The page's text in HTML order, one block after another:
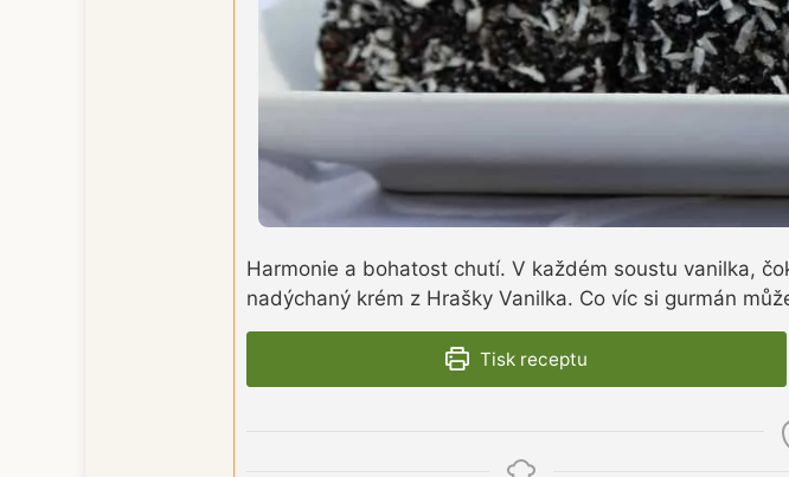
Harmonie a bohatost chutí. V každém soustu vanilka,
nadýchaný krém z Hrašky Vanilka. Co víc si gurmán
Tisk receptu